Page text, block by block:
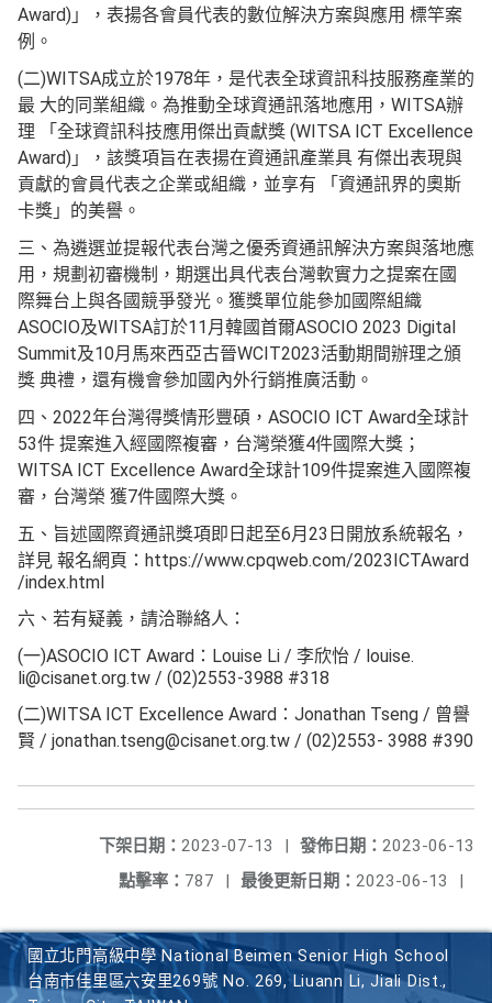
Award)」，表揚各會員代表的數位解決方案與應用 標竿案
例。
(二)WITSA成立於1978年，是代表全球資訊科技服務產業的
最 大的同業組織。為推動全球資通訊落地應用，WITSA辦
理 「全球資訊科技應用傑出貢獻獎 (WITSA ICT Excellence
Award)」，該獎項旨在表揚在資通訊產業具 有傑出表現與
貢獻的會員代表之企業或組織，並享有 「資通訊界的奧斯
卡獎」的美譽。
三、為遴選並提報代表台灣之優秀資通訊解決方案與落地應
用，規劃初審機制，期選出具代表台灣軟實力之提案在國
際舞台上與各國競爭發光。獲獎單位能參加國際組織
ASOCIO及WITSA訂於11月韓國首爾ASOCIO 2023 Digital
Summit及10月馬來西亞古晉WCIT2023活動期間辦理之頒
獎 典禮，還有機會參加國內外行銷推廣活動。
四、2022年台灣得獎情形豐碩，ASOCIO ICT Award全球計
53件 提案進入經國際複審，台灣榮獲4件國際大獎；
WITSA ICT Excellence Award全球計109件提案進入國際複
審，台灣榮 獲7件國際大獎。
五、旨述國際資通訊獎項即日起至6月23日開放系統報名，
詳見 報名網頁：https://www.cpqweb.com/2023ICTAward
/index.html
六、若有疑義，請洽聯絡人：
(一)ASOCIO ICT Award：Louise Li / 李欣怡 / louise.
li@cisanet.org.tw / (02)2553-3988 #318
(二)WITSA ICT Excellence Award：Jonathan Tseng / 曾譽
賢 / jonathan.tseng@cisanet.org.tw / (02)2553- 3988 #390
發佈日期： 2023-06-13
下架日期： 2023-07-13
|
最後更新日期： 2023-06-13 |
點擊率： 787 |
國立北門高級中學 National Beimen Senior High School
台南市佳里區六安里269號 No. 269, Liuann Li, Jiali Dist.,